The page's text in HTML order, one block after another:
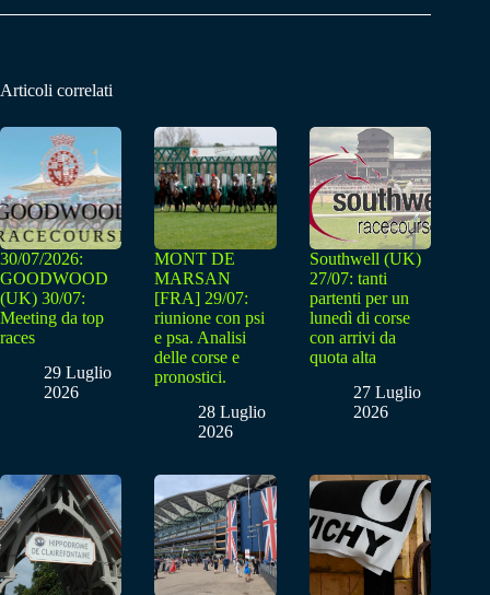
Articoli correlati
30/07/2026:
GOODWOOD
(UK) 30/07:
Meeting da top
races
29 Luglio
2026
MONT DE
MARSAN
[FRA] 29/07:
riunione con psi
e psa. Analisi
delle corse e
pronostici.
28 Luglio
2026
Southwell (UK)
27/07: tanti
partenti per un
lunedì di corse
con arrivi da
quota alta
27 Luglio
2026